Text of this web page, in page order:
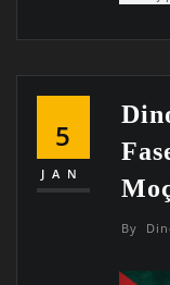
5
JAN
By